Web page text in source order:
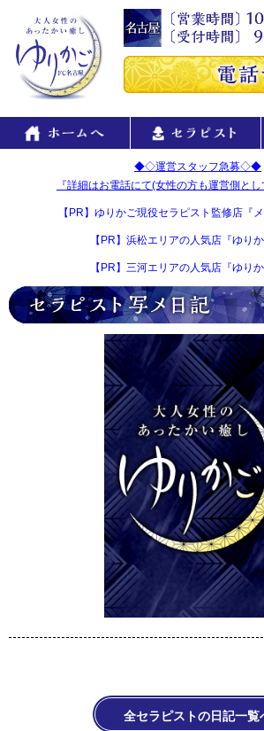
◆◇運営スタッフ急募◇◆
『詳細はお電話にて(女性の方も運営側と
【PR】ゆりかご現役セラピスト監修店『
【PR】浜松エリアの人気店『ゆりか
【PR】三河エリアの人気店『ゆりか
全セラピストの日記一覧